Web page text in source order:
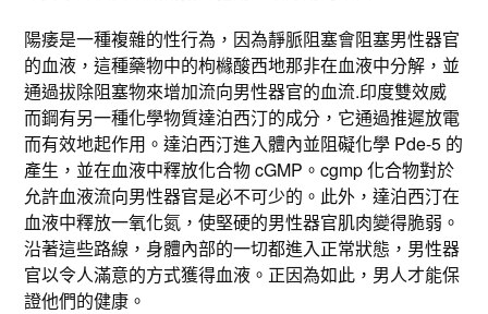
陽痿是一種複雜的性行為，因為靜脈阻塞會阻塞男性器官
的血液，這種藥物中的枸櫞酸西地那非在血液中分解，並
通過拔除阻塞物來增加流向男性器官的血流.印度雙效威
而鋼有另一種化學物質達泊西汀的成分，它通過推遲放電
而有效地起作用。達泊西汀進入體內並阻礙化學 Pde-5 的
產生，並在血液中釋放化合物 cGMP。cgmp 化合物對於
允許血液流向男性器官是必不可少的。此外，達泊西汀在
血液中釋放一氧化氮，使堅硬的男性器官肌肉變得脆弱。
沿著這些路線，身體內部的一切都進入正常狀態，男性器
官以令人滿意的方式獲得血液。正因為如此，男人才能保
證他們的健康。